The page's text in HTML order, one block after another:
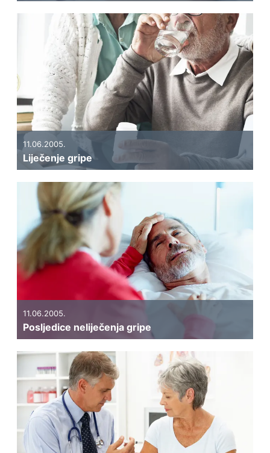
11.06.2005.
Liječenje gripe
11.06.2005.
Posljedice neliječenja gripe